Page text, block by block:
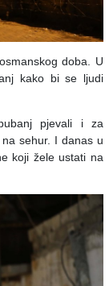
doba. U
kako bi se ljudi
pjevali i za
sehur. I danas u
koji žele ustati na